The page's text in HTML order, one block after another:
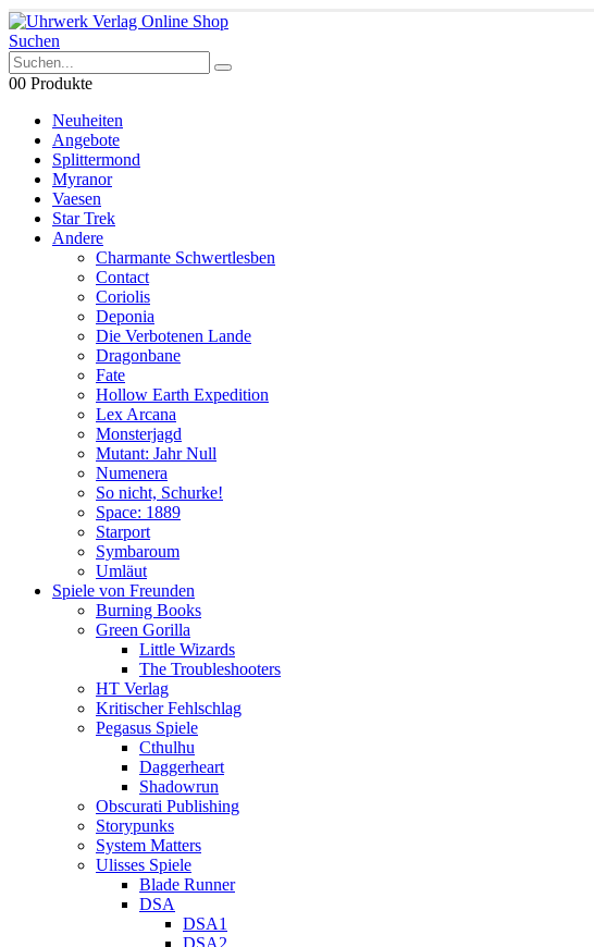
Suchen
00 Produkte
Neuheiten
Angebote
Splittermond
Myranor
Vaesen
Star Trek
Andere
Charmante Schwertlesben
Contact
Coriolis
Deponia
Die Verbotenen Lande
Dragonbane
Fate
Hollow Earth Expedition
Lex Arcana
Monsterjagd
Mutant: Jahr Null
Numenera
So nicht, Schurke!
Space: 1889
Starport
Symbaroum
Umläut
Spiele von Freunden
Burning Books
Green Gorilla
Little Wizards
The Troubleshooters
HT Verlag
Kritischer Fehlschlag
Pegasus Spiele
Cthulhu
Daggerheart
Shadowrun
Obscurati Publishing
Storypunks
System Matters
Ulisses Spiele
Blade Runner
DSA
DSA1
DSA2